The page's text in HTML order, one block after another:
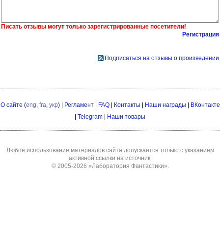
Писать отзывы могут только зарегистрированные посетители!
Регистрация
Подписаться на отзывы о произведении
О сайте (eng fra укр) | Регламент| FAQ| Контакты | Наши награды | ВКонтакте
| Telegram | Наши товары
Любое использование материалов сайта допускается только с указанием
активной ссылки на источник.
© 2005-2026 «Лаборатория Фантастики»